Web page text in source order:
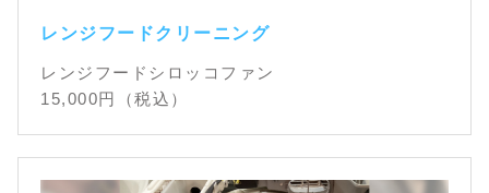
レンジフードクリーニング
レンジフードシロッコファン
15,000円（税込）